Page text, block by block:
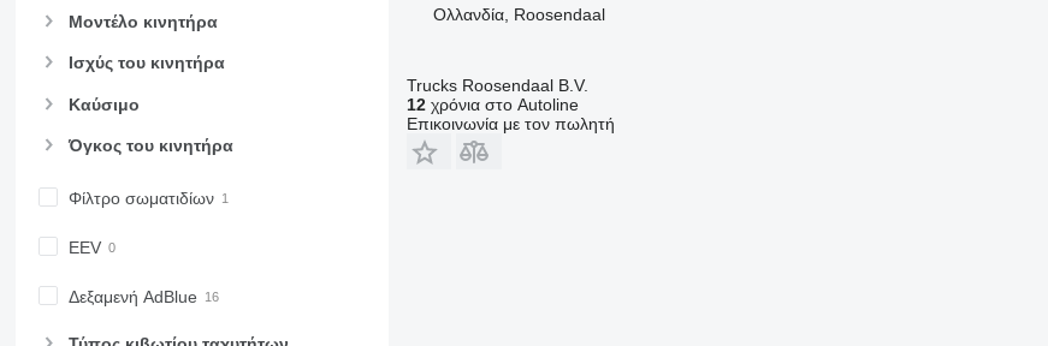
Μοντέλο κινητήρα
Ισχύς του κινητήρα
Καύσιμο
Όγκος του κινητήρα
Φίλτρο σωματιδίων
EEV
Δεξαμενή AdBlue
Ολλανδία, Roosendaal
Trucks Roosendaal B.V.
12χρόνια στο Autoline
Επικοινωνία με τον πωλητή